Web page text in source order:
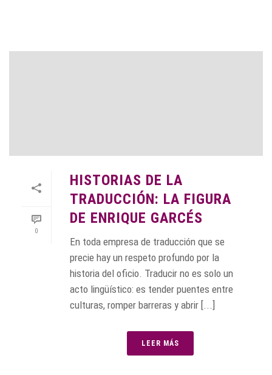
0
HISTORIAS DE LA
TRADUCCIÓN: LA FIGURA
DE ENRIQUE GARCÉS
En toda empresa de traducción que se
precie hay un respeto profundo por la
historia del oficio. Traducir no es solo un
acto lingüístico: es tender puentes entre
culturas, romper barreras y abrir [...]
LEER MÁS